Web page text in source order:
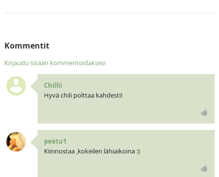
Kommentit
Kirjaudu sisään kommentoidaksesi
Chillii
Hyvä chili polttaa kahdesti!
peetu1
Kiinnostaa ,kokeilen lähiaikoina :)